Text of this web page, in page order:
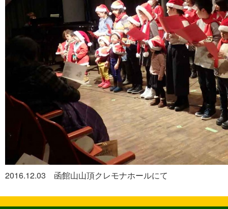
2016.12.03 函館山山頂クレモナホールにて